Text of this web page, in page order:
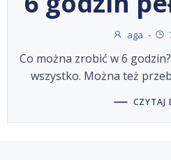
aga -
Co można zrobić w 6
wszystko. Można też
CZYTAJ